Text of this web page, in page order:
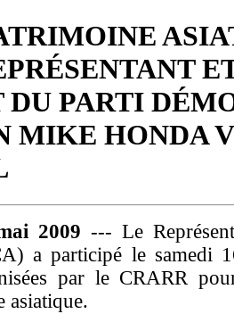
DU PARTI
MIKE HONDA
2009 --- Le
a participé le samedi
par le CRARR
asiatique.